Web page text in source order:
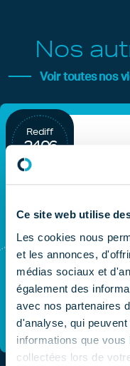
Ce site web utilise
Les cookies nous
et les annonces,
médias sociaux et
également des
avec nos partenaires
d'analyse, qui
informations que
collectées lors de
Nos
Voir toutes nos
Rediff
24.06
2024